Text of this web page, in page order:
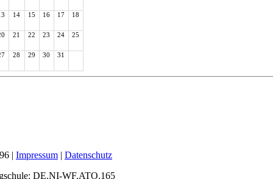
14 15 16 17 18
21 22 23 24 25
28 29 30 31
| Impressum | Datenschutz
DE.NI-WF.ATO.165